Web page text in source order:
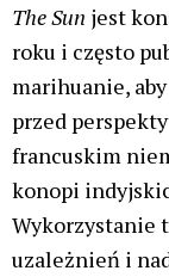
The Sun jest
roku i często
marihuanie,
przed
francuskim
konopi
Wykorzystanie
uzależnień i